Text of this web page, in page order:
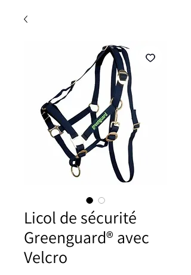
Licol de sécurité
Greenguard® avec
Velcro